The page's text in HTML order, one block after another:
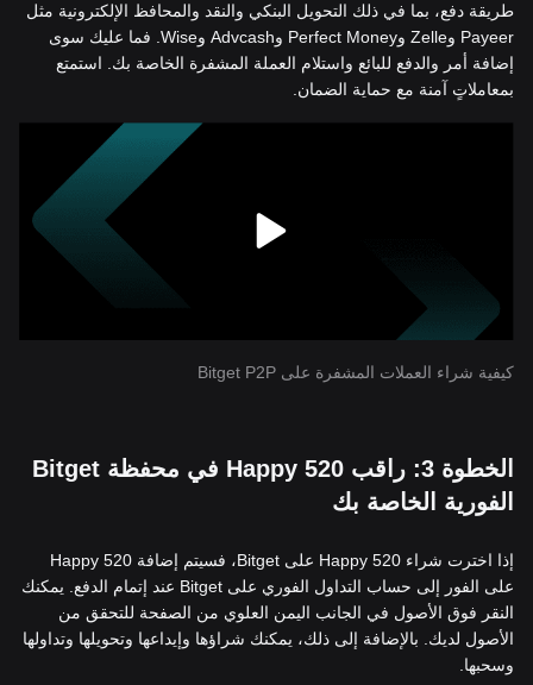
طريقة دفع، بما في ذلك التحويل البنكي والنقد والمحافظ الإلكترونية مثل
Payeer وZelle وPerfect Money وAdvcash وWise. فما عليك سوى
إضافة أمر والدفع للبائع واستلام العملة المشفرة الخاصة بك. استمتع
بمعاملاتٍ آمنة مع حماية الضمان.
كيفية شراء العملات المشفرة على Bitget P2P
الخطوة 3: راقب Happy 520 في محفظة Bitget
الفورية الخاصة بك
إذا اخترت شراء Happy 520 على Bitget، فسيتم إضافة Happy 520
على الفور إلى حساب التداول الفوري على Bitget عند إتمام الدفع. يمكنك
النقر فوق الأصول في الجانب اليمن العلوي من الصفحة للتحقق من
الأصول لديك. بالإضافة إلى ذلك، يمكنك شراؤها وإيداعها وتحويلها وتداولها
وسحبها.